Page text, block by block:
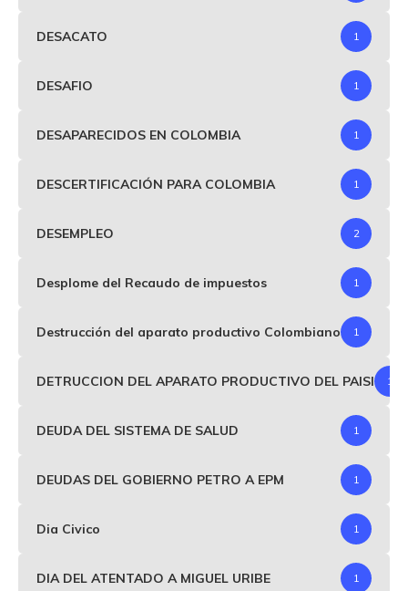
DESACATO 1
DESAFIO 1
DESAPARECIDOS EN COLOMBIA 1
DESCERTIFICACIÓN PARA COLOMBIA 1
DESEMPLEO 2
Desplome del Recaudo de impuestos 1
Destrucción del aparato productivo Colombiano 1
DETRUCCION DEL APARATO PRODUCTIVO DEL PAISI 1
DEUDA DEL SISTEMA DE SALUD 1
DEUDAS DEL GOBIERNO PETRO A EPM 1
Dia Civico 1
DIA DEL ATENTADO A MIGUEL URIBE 1